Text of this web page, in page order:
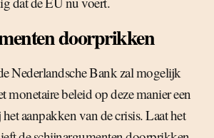
doorprikken
Nederlandsche Bank zal mogelijk
monetaire beleid op deze manier een
aanpakken van de crisis. Laat het